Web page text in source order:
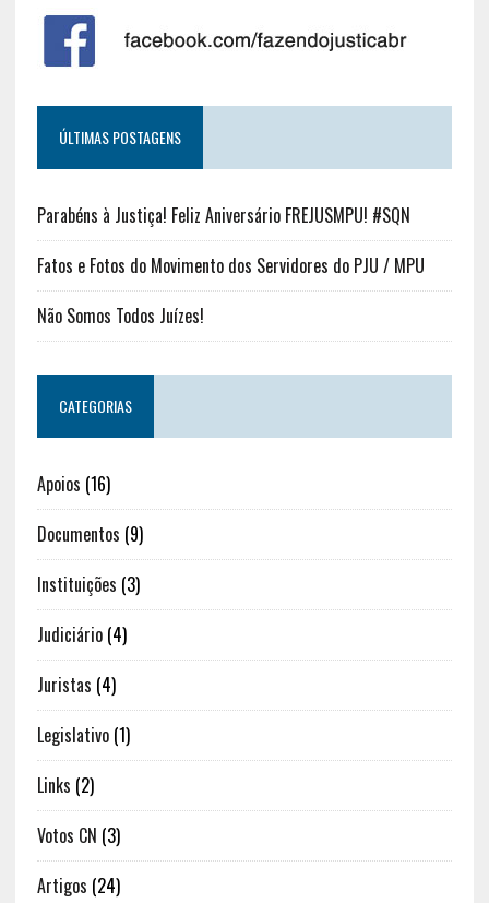
ÚLTIMAS POSTAGENS
Parabéns à Justiça! Feliz Aniversário FREJUSMPU! #SQN
Fatos e Fotos do Movimento dos Servidores do PJU / MPU
Não Somos Todos Juízes!
CATEGORIAS
Apoios (16)
Documentos (9)
Instituições (3)
Judiciário(4)
Juristas (4)
Legislativo(1)
Links (2)
Votos CN (3)
Artigos (24)